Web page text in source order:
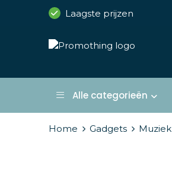
Laagste prijzen
Alle categorieën
Home Gadgets Muziek